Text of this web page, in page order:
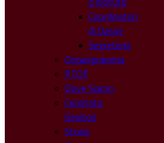
Coordinatori
di Classe
Segreteria
Organigramma
PTOF
Dove Siamo
Comitato
Genitori
Storia